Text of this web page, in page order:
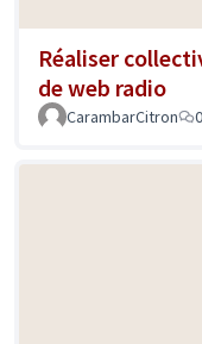
Réaliser
de web radio
CarambarCitron 0